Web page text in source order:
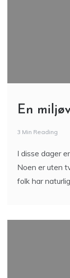
En
3 Min Reading
I disse dager
Noen er uten
folk har